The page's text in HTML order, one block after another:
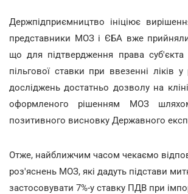
Держпідприємництво ініціює
представники МОЗ і ЄБА вже
що для підтвердження права суб'єкта
пільгової ставки при ввезенні ліків у
досліджень достатньо дозволу на
оформленого рішенням МОЗ
позитивного висновку Державного
Отже, найближчим часом чекаємо
роз'яснень МОЗ, які дадуть підстави
застосовувати 7%-у ставку ПДВ при